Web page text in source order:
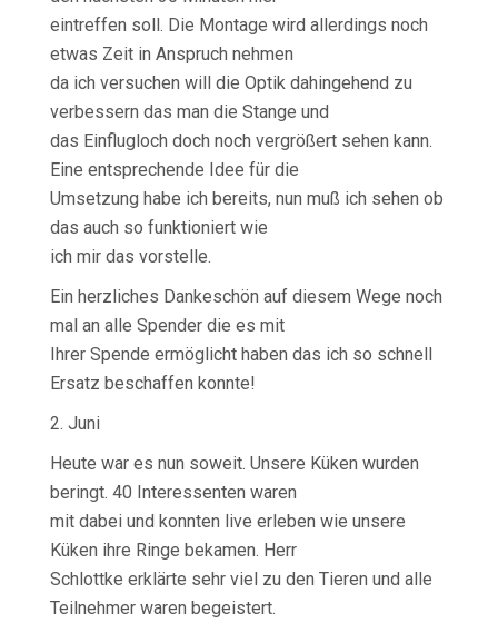
eintreffen soll. Die Montage wird allerdings noch
etwas Zeit in Anspruch nehmen
da ich versuchen will die Optik dahingehend zu
verbessern das man die Stange und
das Einflugloch doch noch vergrößert sehen kann.
Eine entsprechende Idee für die
Umsetzung habe ich bereits, nun muß ich sehen ob
das auch so funktioniert wie
ich mir das vorstelle.
Ein herzliches Dankeschön auf diesem Wege noch
mal an alle Spender die es mit
Ihrer Spende ermöglicht haben das ich so schnell
Ersatz beschaffen konnte!
2. Juni
Heute war es nun soweit. Unsere Küken wurden
beringt. 40 Interessenten waren
mit dabei und konnten live erleben wie unsere
Küken ihre Ringe bekamen. Herr
Schlottke erklärte sehr viel zu den Tieren und alle
Teilnehmer waren begeistert.